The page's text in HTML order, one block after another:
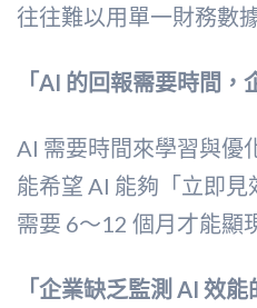
往往難以用單一財務數
「AI 的回報需要時間，
AI 需要時間來學習與優
能希望 AI 能夠「立即
需要 6～12 個月才能顯
「企業缺乏監測 AI 效